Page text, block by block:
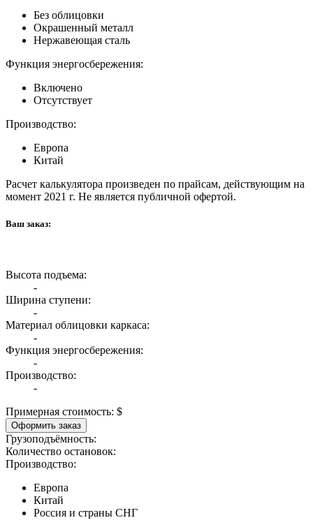
Без облицовки
Окрашенный металл
Нержавеющая сталь
Функция энергосбережения:
Включено
Отсутствует
Производство:
Европа
Китай
Расчет калькулятора произведен по прайсам, действующим на
момент 2021 г. Не является публичной офертой.
Ваш заказ:
Высота подъема:
-
Ширина ступени:
-
Материал облицовки каркаса:
-
Функция энергосбережения:
-
Производство:
-
Примерная стоимость: $
Оформить заказ
Грузоподъёмность:
Количество остановок:
Производство:
Европа
Китай
Россия и страны СНГ